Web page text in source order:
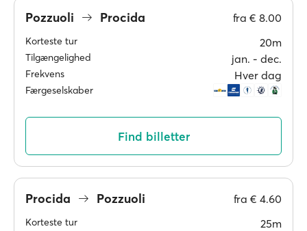
Pozzuoli Procida fra € 8.00
Korteste tur 20m
Tilgængelighed jan. ‐ dec.
Frekvens Hver dag
Færgeselskaber
Find billetter
Procida Pozzuoli fra € 4.60
Korteste tur 25m